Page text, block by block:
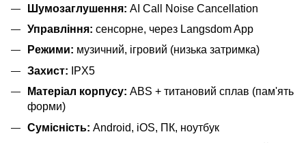
Шумозаглушення: AI Call Noise Cancellation
Управління: сенсорне, через Langsdom App
Режими: музичний, ігровий (низька затримка)
Захист: IPX5
Матеріал корпусу: ABS + титановий сплав (пам'ять
форми)
Сумісність: Android, iOS, ПК, ноутбук